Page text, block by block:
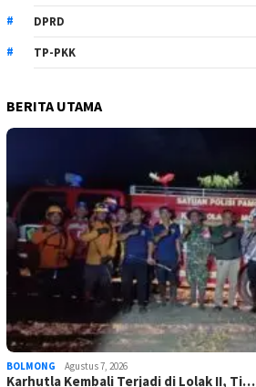
DPRD
TP-PKK
BERITA UTAMA
BOLMONG Agustus 7, 2026
Karhutla Kembali Terjadi di Lolak II, Ti…